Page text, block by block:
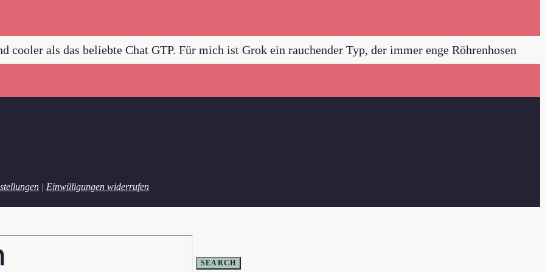
als das beliebte Chat GTP. Für mich ist Grok ein rauchender Typ, der immer enge Röhrenhosen
Einwilligungen widerrufen
SEARCH